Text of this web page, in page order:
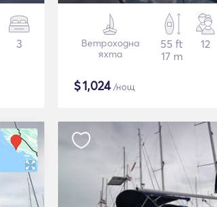
3
Ветроходна
яхта
55 ft
17 m
12
$1,024/нощ